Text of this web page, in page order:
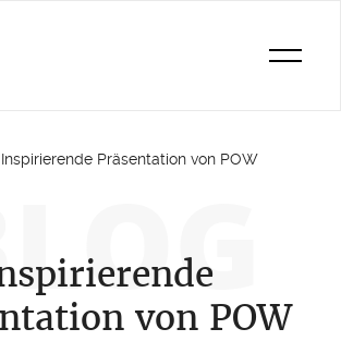
Inspirierende Präsentation von POW
von POW